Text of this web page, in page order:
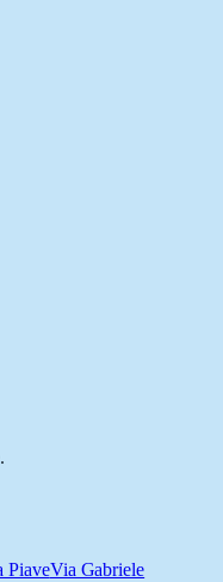
PiaveVia Gabriele